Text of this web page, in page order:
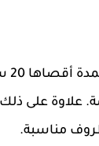
علاوة على
مناسبة.